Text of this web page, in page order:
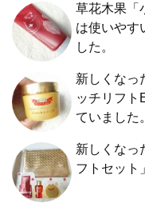
草花木果「
は使いやす
した。
新しくなっ
ッチリフト
ていました。
新しくなっ
フトセット